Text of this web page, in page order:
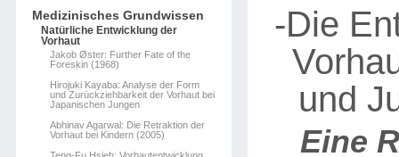
Medizinisches Grundwissen
Natürliche Entwicklung der
Vorhaut
Jakob Øster: Further Fate of the
Foreskin (1968)
Hirojuki Kayaba: Analyse der Form
und Zurückziehbarkeit der Vorhaut bei
Japanischen Jungen
Abhinav Agarwal: Die Retraktion der
Vorhaut bei Kindern (2005)
-Die
und
Eine